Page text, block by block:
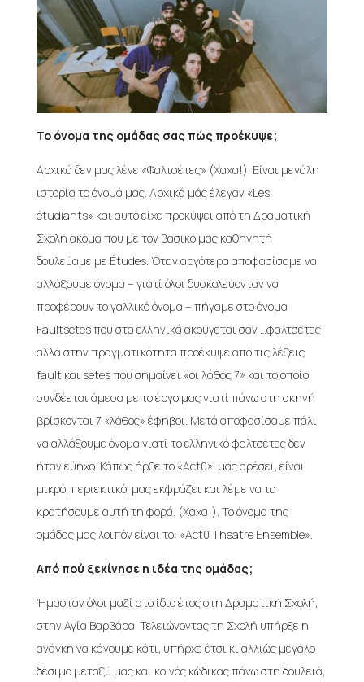
Το όνομα της ομάδας σας πώς προέκυψε;
Αρχικά δεν μας λένε «Φαλτσέτες» (Χαχα!). Είναι μεγάλη
ιστορία το όνομά μας. Αρχικά μάς έλεγαν «Les
étudiants» και αυτό είχε προκύψει από τη Δραματική
Σχολή ακόμα που με τον βασικό μας καθηγητή
δουλεύαμε με Études. Όταν αργότερα αποφασίσαμε να
αλλάξουμε όνομα – γιατί όλοι δυσκολεύονταν να
προφέρουν το γαλλικό όνομα – πήγαμε στο όνομα
Faultsetes που στα ελληνικά ακούγεται σαν …φαλτσέτες
αλλά στην πραγματικότητα προέκυψε από τις λέξεις
fault και setes που σημαίνει «οι λάθος 7» και το οποίο
συνδέεται άμεσα με το έργο μας γιατί πάνω στη σκηνή
βρίσκονται 7 «λάθος» έφηβοι. Μετά αποφασίσαμε πάλι
να αλλάξουμε όνομα γιατί το ελληνικό φαλτσέτες δεν
ήταν εύηχο. Κάπως ήρθε το «Act0», μας αρέσει, είναι
μικρό, περιεκτικό, μας εκφράζει και λέμε να το
κρατήσουμε αυτή τη φορά. (Χαχα!). Το όνομα της
ομάδας μας λοιπόν είναι το: «Act0 Theatre Ensemble».
Από πού ξεκίνησε η ιδέα της ομάδας;
Ήμασταν όλοι μαζί στο ίδιο έτος στη Δραματική Σχολή,
στην Αγία Βαρβάρα. Τελειώνοντας τη Σχολή υπήρξε η
ανάγκη να κάνουμε κάτι, υπήρχε έτσι κι αλλιώς μεγάλο
δέσιμο μεταξύ μας και κοινός κώδικας πάνω στη δουλειά,